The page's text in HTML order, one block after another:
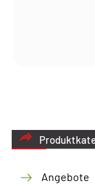
Angebote